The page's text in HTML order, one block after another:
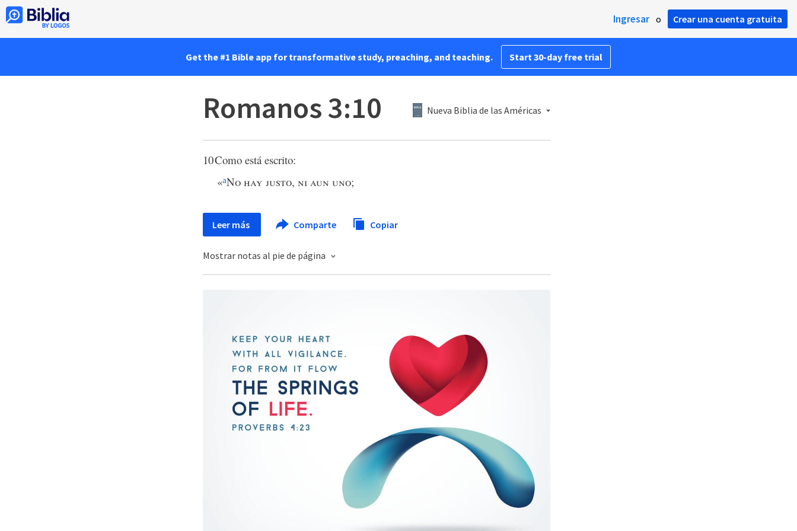
Ingresar o Crear una cuenta gratuita
Get the #1 Bible app for transformative study, preaching, and teaching. Start 30-day free trial
Romanos 3:10 Nueva Biblia de las Américas
10Como está escrito:
«aNo hay justo, ni aun uno;
Leer más Comparte Copiar
Mostrar notas al pie de página